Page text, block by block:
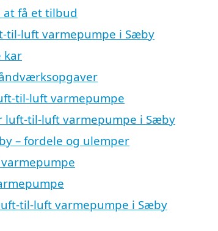
at få et tilbud
til-luft varmepumpe i Sæby
kar
til-luft varmepumpe
luft-til-luft varmepumpe i Sæby
– fordele og ulemper
til-luft varmepumpe i Sæby